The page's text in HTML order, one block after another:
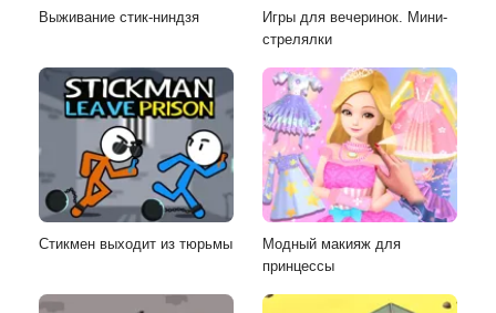
Выживание стик-ниндзя
Игры для вечеринок. Мини-
стрелялки
Стикмен выходит из тюрьмы
Модный макияж для
принцессы